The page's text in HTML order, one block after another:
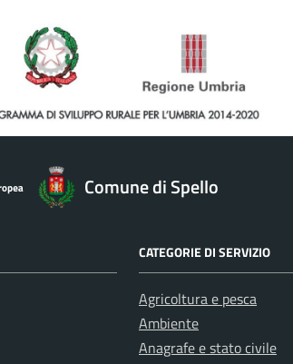
Comune di Spello
CATEGORIE DI SERVIZIO
Agricoltura e pesca
Ambiente
Anagrafe e stato civile